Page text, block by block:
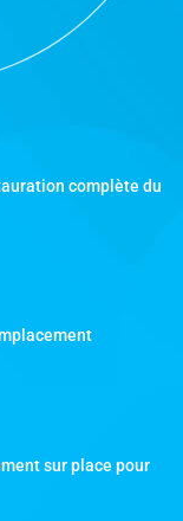
complète du
sur place pour